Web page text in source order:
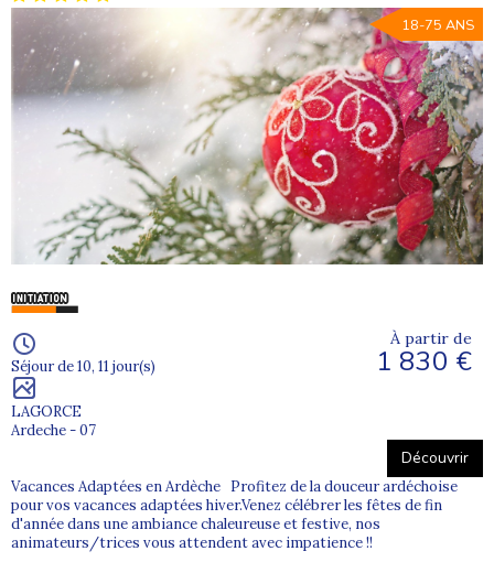
18-75 ANS
Séjour de 10, 11 jour(s)
LAGORCE
Ardeche - 07
À partir de
1 830 €
Découvrir
Vacances Adaptées en Ardèche Profitez de la douceur ardéchoise
pour vos vacances adaptées hiver.Venez célébrer les fêtes de fin
d'année dans une ambiance chaleureuse et festive, nos
animateurs/trices vous attendent avec impatience !!